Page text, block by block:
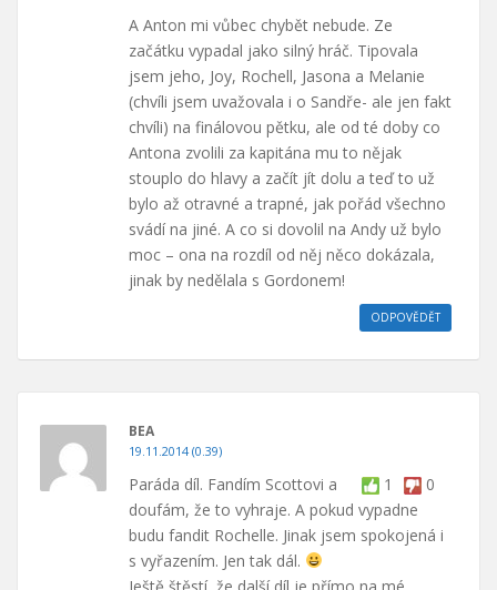
A Anton mi vůbec chybět nebude. Ze
začátku vypadal jako silný hráč. Tipovala
jsem jeho, Joy, Rochell, Jasona a Melanie
(chvíli jsem uvažovala i o Sandře- ale jen fakt
chvíli) na finálovou pětku, ale od té doby co
Antona zvolili za kapitána mu to nějak
stouplo do hlavy a začít jít dolu a teď to už
bylo až otravné a trapné, jak pořád všechno
svádí na jiné. A co si dovolil na Andy už bylo
moc – ona na rozdíl od něj něco dokázala,
jinak by nedělala s Gordonem!
ODPOVĚDĚT
BEA
19.11.2014 (0.39)
1 0
Paráda díl. Fandím Scottovi a
doufám, že to vyhraje. A pokud vypadne
budu fandit Rochelle. Jinak jsem spokojená i
s vyřazením. Jen tak dál.